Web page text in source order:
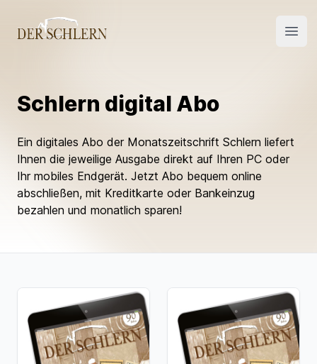
Schlern digital Abo
Ein digitales Abo der Monatszeitschrift Schlern liefert
Ihnen die jeweilige Ausgabe direkt auf Ihren PC oder
Ihr mobiles Endgerät. Jetzt Abo bequem online
abschließen, mit Kreditkarte oder Bankeinzug
bezahlen und monatlich sparen!